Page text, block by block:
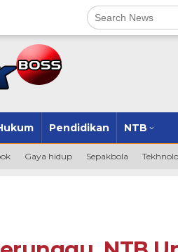
Pendidikan NTB
Gaya hidup Sepakbola